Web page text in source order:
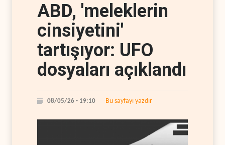
ABD, 'meleklerin
cinsiyetini'
tartışıyor: UFO
dosyaları açıklandı
08/05/26 - 19:10 Bu sayfayı yazdır